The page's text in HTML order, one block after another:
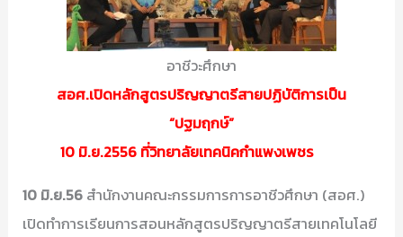
อาชีวะศึกษา
สอศ.เปิดหลักสูตรปริญญาตรีสายปฏิบัติการเป็น
“ปฐมฤกษ์”
10 มิ.ย.2556 ที่วิทยาลัยเทคนิคกำแพงเพชร
10 มิ.ย.56 สำนักงานคณะกรรมการการอาชีวศึกษา (สอศ.)
เปิดทำการเรียนการสอนหลักสูตรปริญญาตรีสายเทคโนโลยี